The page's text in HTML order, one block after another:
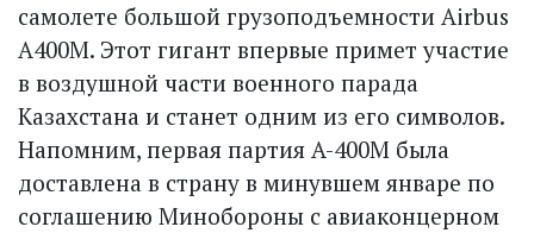
самолете большой грузоподъемности Airbus
A400M. Этот гигант впервые примет участие
в воздушной час­ти военного парада
Казахстана и станет одним из его символов.
Напомним, первая партия A-400M была
доставлена в страну в минувшем январе по
соглашению Минобороны с авиаконцерном